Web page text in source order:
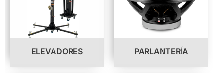
ELEVADORES PARLANTERÍA